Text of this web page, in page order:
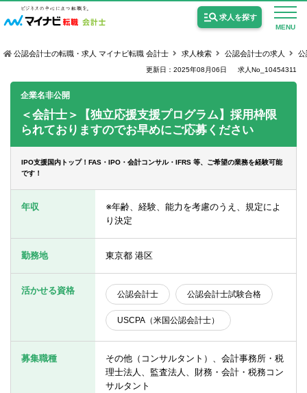
MENU
求人を探す
公認会計士の求人
監査法人の求人
USCPA（米国公認会計士）の求人
女性会計士の転職
個別転職相談会・セミナー
転職お役立ち情報
ご利用ガイド
非公開求人とは？
公認会計士の転職・求人 マイナビ転職 会計士 求人検索 公認会計士の求人 公
更新日：2025年08月06日 求人No_10454311
企業名非公開
＜会計士＞【独立応援支援プログラム】採用枠限
られておりますのでお早めにご応募ください
IPO支援国内トップ！FAS・IPO・会計コンサル・IFRS 等、ご希望の業務を経験可能
です！
年収
※年齢、経験、能力を考慮のうえ、規定によ
り決定
勤務地 東京都 港区
活かせる資格 公認会計士 公認会計士試験合格
USCPA（米国公認会計士）
募集職種
その他（コンサルタント）、会計事務所・税
理士法人、監査法人、財務・会計・税務コン
サルタント